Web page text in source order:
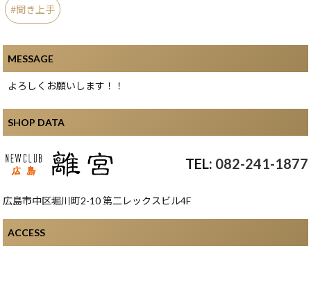
聞き上手
MESSAGE
よろしくお願いします！！
SHOP DATA
082-241-1877
広島市中区堀川町2-10 第二レックスビル4F
ACCESS